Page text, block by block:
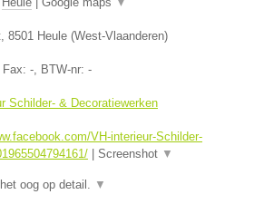
, 8501 Heule (West-Vlaanderen)
Fax: -, BTW-nr: -
Schilder- & Decoratiewerken
VH-interieur-Schilder-
Screenshot ▼
oog op detail. ▼